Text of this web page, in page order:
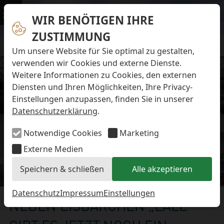
WIR BENÖTIGEN IHRE
ZUSTIMMUNG
Um unsere Website für Sie optimal zu gestalten,
verwenden wir Cookies und externe Dienste.
Weitere Informationen zu Cookies, den externen
Diensten und Ihren Möglichkeiten, Ihre Privacy-
Einstellungen anzupassen, finden Sie in unserer
Datenschutzerklärung.
Notwendige Cookies
Marketing
Externe Medien
Speichern & schließen
Alle akzeptieren
DatenschutzImpressumEinstellungen
Menü
Navigation überspringen
Preise & Infos
Öffnungs- und Fütterungszeiten
Eintrittspreise
Aktuelles
Alle Meldungen
Eisbären-Nachwuchs Anna & Elsa
Eisbären-Nachwuchs Lale & Lili
FAQ zum Tod des Schimpansen-Jungtiers
Newsletter
Bildungsletter
Barrierefreier Zoo
Hausordnung
Arbeiten im Zoo
Ausbildung zur Zootierpflegerin/zum Zootierpfleger
Freiwilliges ökologisches Jahr (FÖJ)
Mitarbeiter:in (w/m/d) auf Minijob-Basis
Patenschaften
Förderverein
Aktuelles
NEBEN EISBÄRCHEN „LALE“